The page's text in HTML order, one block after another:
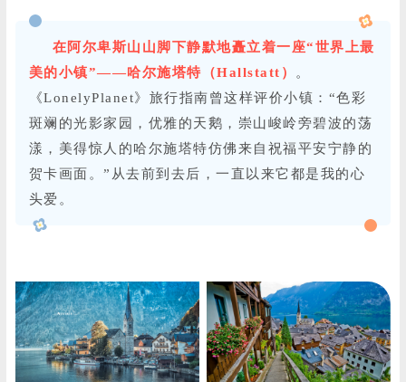
在阿尔卑斯山山脚下静默地矗立着一座“世界上最
美的小镇”——哈尔施塔特（Hallstatt）
。
《LonelyPlanet》旅行指南曾这样评价小镇：“色彩
斑斓的光影家园，优雅的天鹅，崇山峻岭旁碧波的荡
漾，美得惊人的哈尔施塔特仿佛来自祝福平安宁静的
贺卡画面。”从去前到去后，一直以来它都是我的心
头爱。